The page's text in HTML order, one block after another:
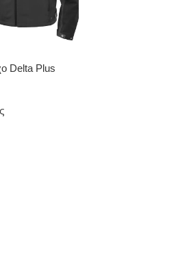
Delta Plus